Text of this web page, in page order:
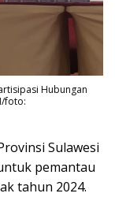
Hubungan
foto:
Sulawesi
pemantau
tahun 2024.